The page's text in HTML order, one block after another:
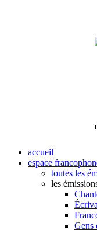
accueil
espace
toutes les
les
Gens